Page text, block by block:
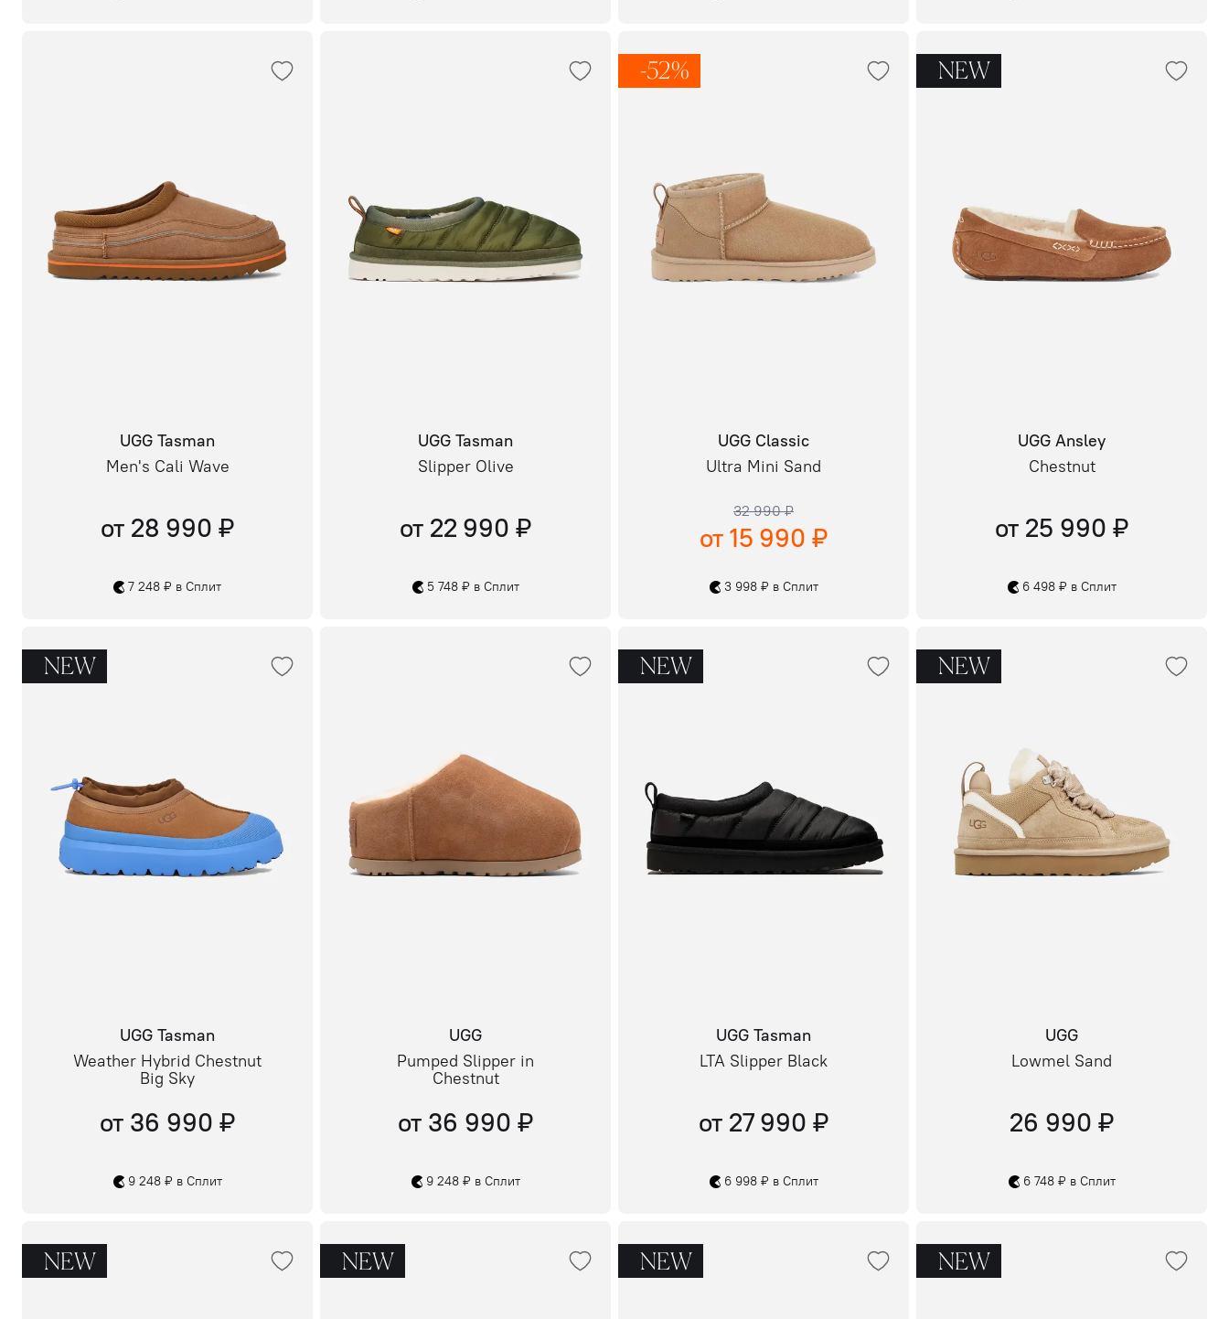
UGG Tasman
Men's Cali Wave
от 28 990 ₽
7 248 ₽ в Сплит
UGG Tasman
Slipper Olive
от 22 990 ₽
5 748 ₽ в Сплит
-52%
UGG Classic
Ultra Mini Sand
32 990 ₽
от 15 990 ₽
3 998 ₽ в Сплит
NEW
UGG Ansley
Chestnut
от 25 990 ₽
6 498 ₽ в Сплит
NEW
UGG Tasman
Weather Hybrid Chestnut
Big Sky
от 36 990 ₽
9 248 ₽ в Сплит
UGG
Pumped Slipper in
Chestnut
от 36 990 ₽
9 248 ₽ в Сплит
NEW
UGG Tasman
LTA Slipper Black
от 27 990 ₽
6 998 ₽ в Сплит
NEW
UGG
Lowmel Sand
26 990 ₽
6 748 ₽ в Сплит
NEW NEW NEW NEW